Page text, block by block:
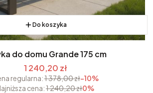
Do koszyka
do domu Grande 175 cm
1 240,20 zł
regularna:1 378,00 zł-10%
cena:1 240,20 zł0%